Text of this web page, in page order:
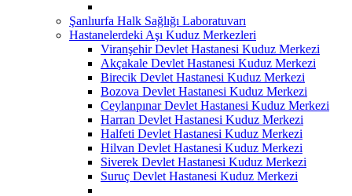
Şanlıurfa Halk Sağlığı Laboratuvarı
Hastanelerdeki Aşı Kuduz Merkezleri
Viranşehir Devlet Hastanesi Kuduz Merkezi
Akçakale Devlet Hastanesi Kuduz Merkezi
Birecik Devlet Hastanesi Kuduz Merkezi
Bozova Devlet Hastanesi Kuduz Merkezi
Ceylanpınar Devlet Hastanesi Kuduz Merkezi
Harran Devlet Hastanesi Kuduz Merkezi
Halfeti Devlet Hastanesi Kuduz Merkezi
Hilvan Devlet Hastanesi Kuduz Merkezi
Siverek Devlet Hastanesi Kuduz Merkezi
Suruç Devlet Hastanesi Kuduz Merkezi